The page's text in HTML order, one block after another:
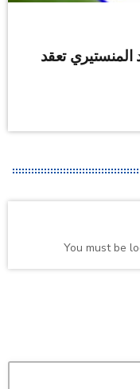
المنستيري تعقد
You must be